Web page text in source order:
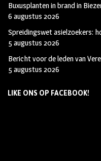
Buxusplanten in brand in
6 augustus 2026
Spreidingswet asielzoekers:
5 augustus 2026
Bericht voor de leden van
5 augustus 2026
LIKE ONS OP FACEBOOK!